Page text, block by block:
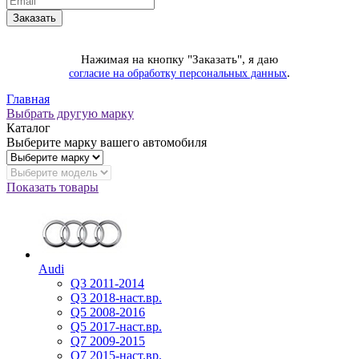
Нажимая на кнопку "Заказать", я даю
согласие на обработку персональных данных.
Главная
Выбрать другую марку
Каталог
Выберите марку вашего автомобиля
Показать товары
Audi
Q3 2011-2014
Q3 2018-наст.вр.
Q5 2008-2016
Q5 2017-наст.вр.
Q7 2009-2015
Q7 2015-наст.вр.